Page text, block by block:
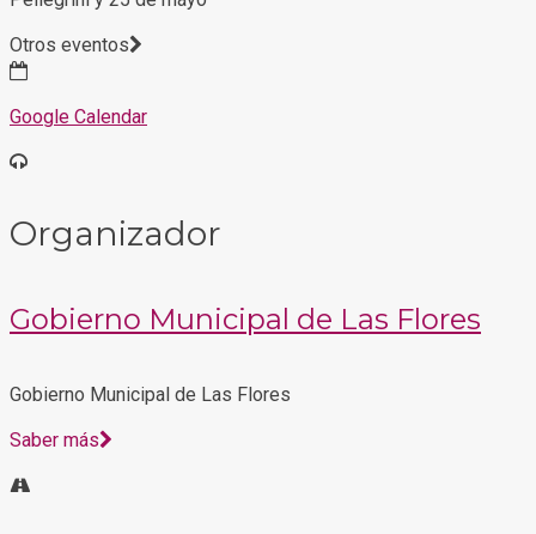
Otros eventos
Google Calendar
Organizador
Gobierno Municipal de Las Flores
Gobierno Municipal de Las Flores
Saber más